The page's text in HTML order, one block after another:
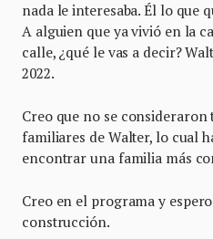
nada le interesaba. Él lo que
A alguien que ya vivió en la
calle, ¿qué le vas a decir?
2022.
Creo que no se consideraron
familiares de Walter, lo cual
encontrar una familia más
Creo en el programa y
construcción.